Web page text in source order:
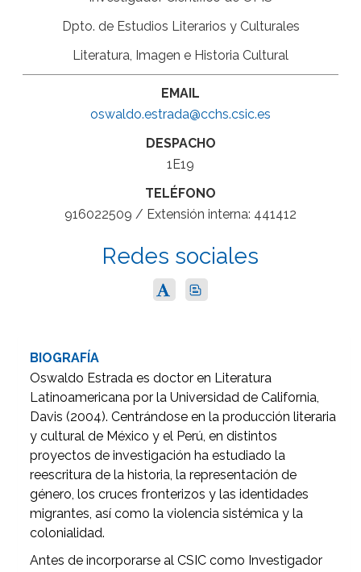
Dpto. de Estudios Literarios y Culturales
Literatura, Imagen e Historia Cultural
EMAIL
oswaldo.estrada@cchs.csic.es
DESPACHO
1E19
TELÉFONO
916022509 / Extensión interna: 441412
Redes sociales
BIOGRAFÍA
Oswaldo Estrada es doctor en Literatura
Latinoamericana por la Universidad de California,
Davis (2004). Centrándose en la producción literaria
y cultural de México y el Perú, en distintos
proyectos de investigación ha estudiado la
reescritura de la historia, la representación de
género, los cruces fronterizos y las identidades
migrantes, así como la violencia sistémica y la
colonialidad.
Antes de incorporarse al CSIC como Investigador